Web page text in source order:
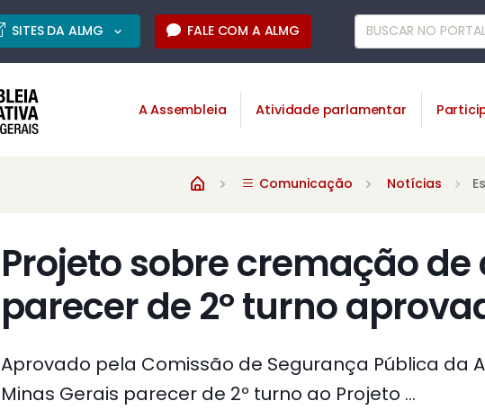
SITES DA ALMG FALE COM A ALMG
A Assembleia Atividade parlamentar
Comunicação Notícias
Projeto sobre cremação
parecer de 2º turno
Aprovado pela Comissão de Segurança Pública da
Minas Gerais parecer de 2º turno ao Projeto ...